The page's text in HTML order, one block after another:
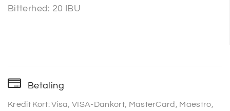
Bitterhed: 20 IBU
Betaling
Kredit Kort: Visa, VISA-Dankort, MasterCard, Maestro,